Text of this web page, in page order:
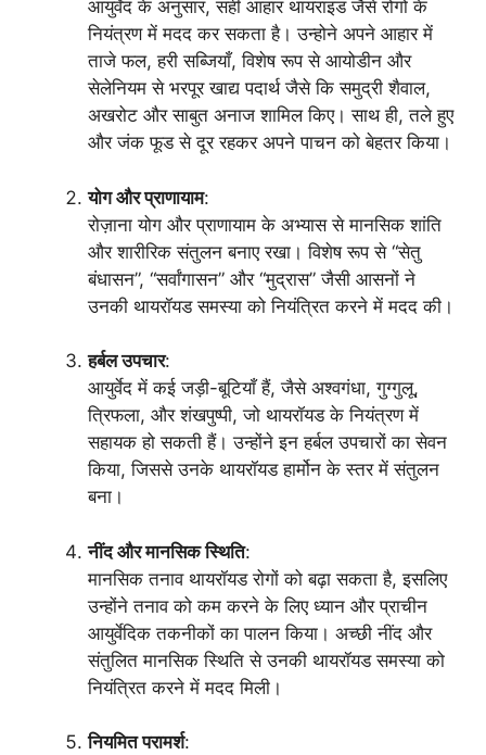
आयुर्वेद के अनुसार, सही आहार थायराइड जैसे रोगों के
नियंत्रण में मदद कर सकता है। उन्होने अपने आहार में
ताजे फल, हरी सब्जियाँ, विशेष रूप से आयोडीन और
सेलेनियम से भरपूर खाद्य पदार्थ जैसे कि समुद्री शैवाल,
अखरोट और साबुत अनाज शामिल किए। साथ ही, तले हुए
और जंक फूड से दूर रहकर अपने पाचन को बेहतर किया।
योग और प्राणायाम:
रोज़ाना योग और प्राणायाम के अभ्यास से मानसिक शांति
और शारीरिक संतुलन बनाए रखा। विशेष रूप से “सेतु
बंधासन”, “सर्वांगासन” और “मुद्रास” जैसी आसनों ने
उनकी थायरॉयड समस्या को नियंत्रित करने में मदद की।
हर्बल उपचार:
आयुर्वेद में कई जड़ी-बूटियाँ हैं, जैसे अश्वगंधा, गुग्गुलू,
त्रिफला, और शंखपुष्पी, जो थायरॉयड के नियंत्रण में
सहायक हो सकती हैं। उन्होंने इन हर्बल उपचारों का सेवन
किया, जिससे उनके थायरॉयड हार्मोन के स्तर में संतुलन
बना।
नींद और मानसिक स्थिति:
मानसिक तनाव थायरॉयड रोगों को बढ़ा सकता है, इसलिए
उन्होंने तनाव को कम करने के लिए ध्यान और प्राचीन
आयुर्वेदिक तकनीकों का पालन किया। अच्छी नींद और
संतुलित मानसिक स्थिति से उनकी थायरॉयड समस्या को
नियंत्रित करने में मदद मिली।
नियमित परामर्श: